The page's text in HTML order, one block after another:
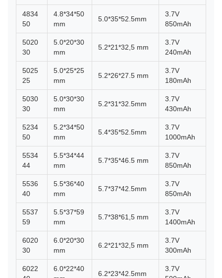
4834
50
4.8*34*50
mm
5.0*35*52.5mm
3.7V
850mAh
5020
30
5.0*20*30
mm
5.2*21*32,5 mm
3.7V
240mAh
5025
25
5.0*25*25
mm
5.2*26*27.5 mm
3.7V
180mAh
5030
30
5.0*30*30
mm
5.2*31*32.5mm
3.7V
430mAh
5234
50
5.2*34*50
mm
5.4*35*52.5mm
3.7V
1000mAh
5534
44
5.5*34*44
mm
5.7*35*46.5 mm
3.7V
850mAh
5536
40
5.5*36*40
mm
5.7*37*42.5mm
3.7V
850mAh
5537
59
5.5*37*59
mm
5.7*38*61,5 mm
3.7V
1400mAh
6020
30
6.0*20*30
mm
6.2*21*32,5 mm
3.7V
300mAh
6022
6.0*22*40
6.2*23*42.5mm
3.7V